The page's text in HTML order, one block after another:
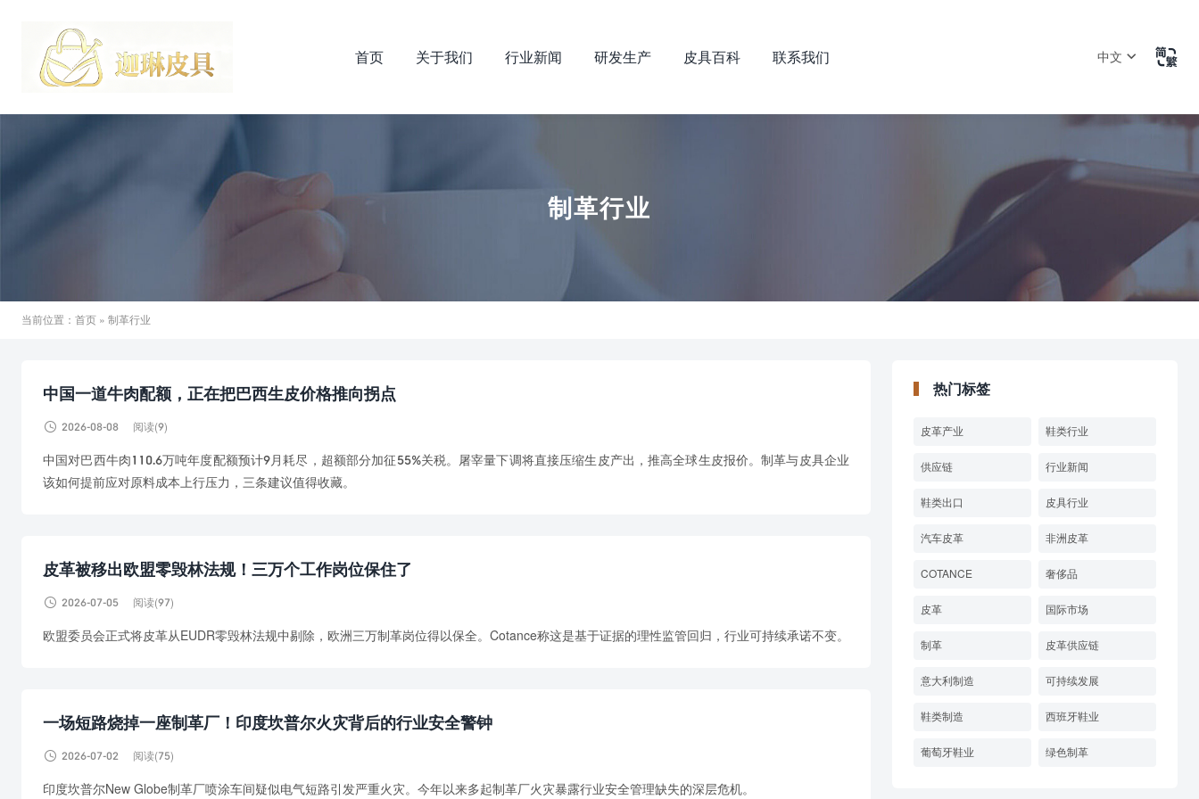

中文
首页 关于我们 行业新闻 研发生产 皮具百科 联系我们
制革行业
当前位置： 首页 » 制革行业
中国一道牛肉配额，正在把巴西生皮价格推向拐点
 2026-08-08 阅读(9)
中国对巴西牛肉110.6万吨年度配额预计9月耗尽，超额部分加征55%关税。屠宰量下调将直接压缩生皮产出，推高全球生皮报价。制革与皮具企业
该如何提前应对原料成本上行压力，三条建议值得收藏。
皮革被移出欧盟零毁林法规！三万个工作岗位保住了
 2026-07-05 阅读(97)
欧盟委员会正式将皮革从EUDR零毁林法规中剔除，欧洲三万制革岗位得以保全。Cotance称这是基于证据的理性监管回归，行业可持续承诺不变。
一场短路烧掉一座制革厂！印度坎普尔火灾背后的行业安全警钟
 2026-07-02 阅读(75)
印度坎普尔New Globe制革厂喷涂车间疑似电气短路引发严重火灾。今年以来多起制革厂火灾暴露行业安全管理缺失的深层危机。
热门标签
皮革产业 鞋类行业
供应链 行业新闻
鞋类出口 皮具行业
汽车皮革 非洲皮革
COTANCE 奢侈品
皮革 国际市场
制革 皮革供应链
意大利制造 可持续发展
鞋类制造 西班牙鞋业
葡萄牙鞋业 绿色制革